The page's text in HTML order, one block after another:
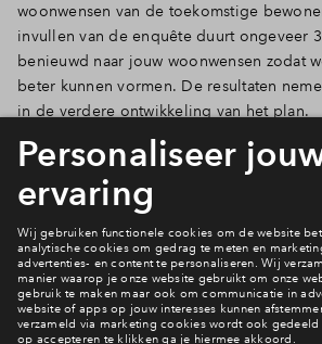
woonwensen van de toekomstige
invullen van de enquête duurt ongeveer
benieuwd naar jouw woonwensen zodat
beter kunnen vormen. De resultaten
in de verdere ontwikkeling van het plan.
Enquête
Home